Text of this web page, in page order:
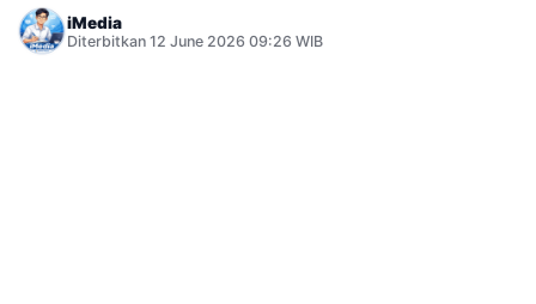
iMedia
Diterbitkan 12 June 2026 09:26 WIB